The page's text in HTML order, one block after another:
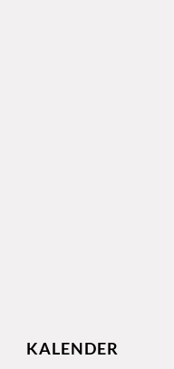
KALENDER